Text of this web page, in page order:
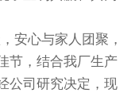
心与家人团聚，
节，结合我厂生产
公司研究决定，现